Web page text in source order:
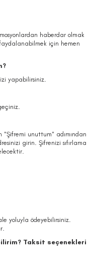
haberdar olmak
için hemen
yapabilirsiniz.
"Şifremi unuttum" adımından
girin. Şifrenizi sıfırlama
yoluyla ödeyebilirsiniz.
Taksit seçenekleri